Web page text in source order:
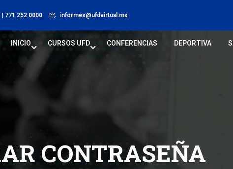
| 771 252 0000 informes@ufdvirtual.mx
INICIO CURSOS UFD CONFERENCIAS DEPORTIVA
CONTRASEÑA